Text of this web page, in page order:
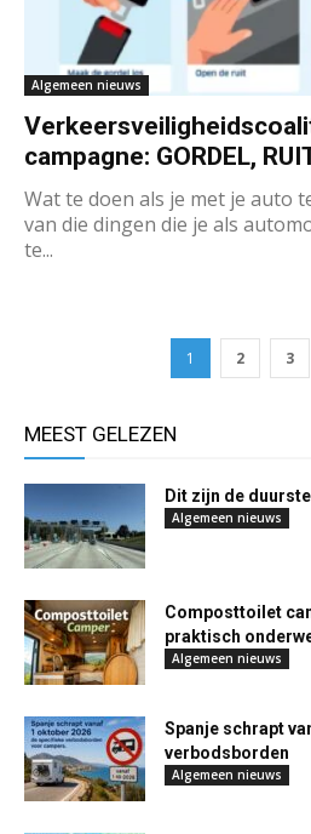
Algemeen nieuws
campagne: GORDEL,
Wat te doen als je met je auto
van die dingen die je als
te...
1 2 3
MEEST GELEZEN
Dit zijn de
Algemeen nieuws
Composttoilet
praktisch
Algemeen nieuws
Spanje schrapt
verbodsborden
Algemeen nieuws